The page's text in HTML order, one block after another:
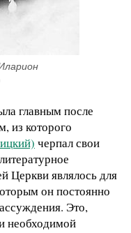
главным после
из которого
черпал свои
Церкви являлось для
он постоянно
Это,
необходимой